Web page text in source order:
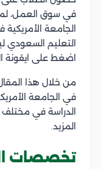
في سوق العمل،
الجامعة
التعليم السعودي
اضغط على ايقونة
من خلال هذا
في الجامعة
الدراسة في
المزيد.
تخصصات